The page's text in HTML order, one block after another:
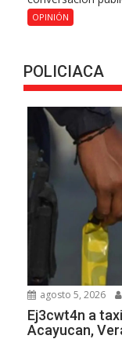
OPINIÓN
POLICIACA
agosto 5, 2026
Ej3cwt4n a
Acayucan,